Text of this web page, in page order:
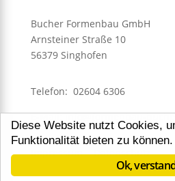
Bucher Formenbau GmbH
Arnsteiner Straße 10
56379 Singhofen
Telefon: 02604 6306
E-Mail: info@formenbau-
Impressum Datenschutz
Diese Website nutzt Cookies,
Funktionalität bieten zu können.
Ok,